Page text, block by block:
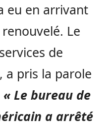
eu en arrivant
Le
de
a pris la parole
« Le bureau de
a arrêté